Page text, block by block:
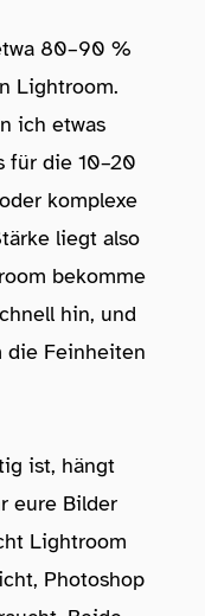
80–90 %
Lightroom.
ich etwas
für die 10–20
komplexe
liegt also
bekomme
hin, und
die Feinheiten
ist, hängt
eure Bilder
Lightroom
Photoshop